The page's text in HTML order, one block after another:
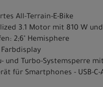
All-Terrain-E-Bike
3.1 Motor mit 810 W
2;6" Hemisphere
und Turbo-Systemsperre
für Smartphones - USB-